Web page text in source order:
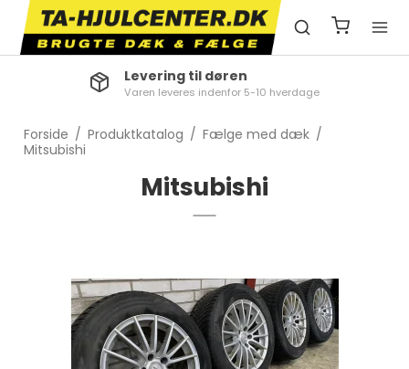
Levering til døren
Varen leveres indenfor 5-10 hverdage
Forside / Produktkatalog / Fælge med dæk /
Mitsubishi
Mitsubishi